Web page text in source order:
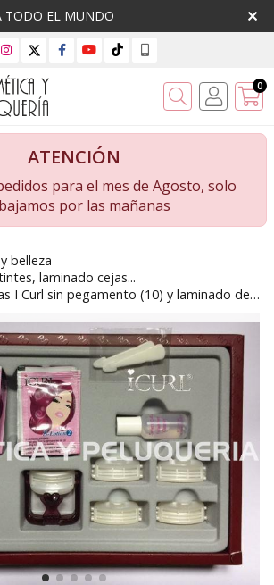
TODO EL MUNDO
Buscar 0
ATENCIÓN
para el mes de Agosto, solo
por las mañanas
belleza
laminado cejas...
Kit lifting pestañas I Curl sin pegamento (10) y laminado de cejas